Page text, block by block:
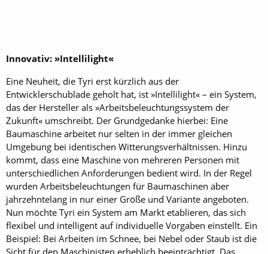
Innovativ: »Intellilight«
Eine Neuheit, die Tyri erst kürzlich aus der
Entwicklerschublade geholt hat, ist »Intellilight« – ein System,
das der Hersteller als »Arbeitsbeleuchtungssystem der
Zukunft« umschreibt. Der Grundgedanke hierbei: Eine
Baumaschine arbeitet nur selten in der immer gleichen
Umgebung bei identischen Witterungsverhältnissen. Hinzu
kommt, dass eine Maschine von mehreren Personen mit
unterschiedlichen Anforderungen bedient wird. In der Regel
wurden Arbeitsbeleuchtungen für Baumaschinen aber
jahrzehntelang in nur einer Größe und Variante angeboten.
Nun möchte Tyri ein System am Markt etablieren, das sich
flexibel und intelligent auf individuelle Vorgaben einstellt. Ein
Beispiel: Bei Arbeiten im Schnee, bei Nebel oder Staub ist die